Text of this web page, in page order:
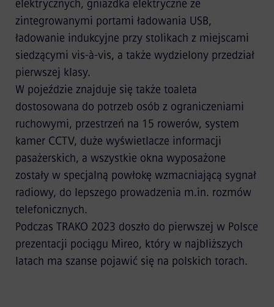
elektrycznych, gniazdka elektryczne ze
zintegrowanymi portami ładowania USB,
ładowanie indukcyjne przy stolikach z miejscami
siedzącymi vis-à-vis, a także wydzielony przedział
pierwszej klasy.
W pojeździe znajduje się także toaleta
dostosowana do potrzeb osób z ograniczeniami
ruchowymi, przestrzeń na 15 rowerów, system
kamer CCTV, duże wyświetlacze informacji
pasażerskich, a wszystkie okna wyposażone
zostały w specjalną powłokę wzmacniającą sygnał
radiowy, do lepszego prowadzenia m.in. rozmów
telefonicznych.
Podczas TRAKO 2023 doszło do pierwszej w Polsce
prezentacji pociągu Mireo, który w najbliższych
latach ma szanse pojawić się na polskich torach.